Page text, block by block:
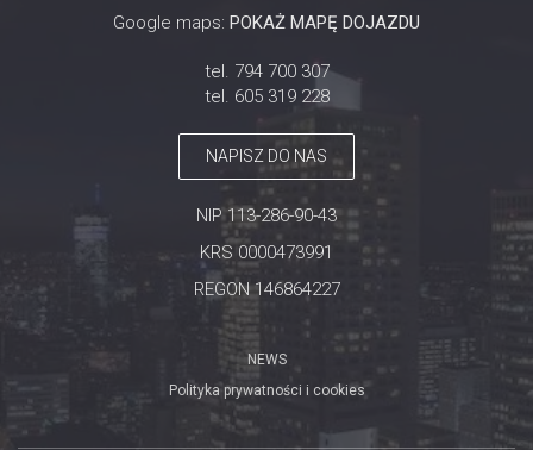
Google maps: POKAŻ MAPĘ DOJAZDU
tel. 794 700 307
tel. 605 319 228
NAPISZ DO NAS
NIP 113-286-90-43
KRS 0000473991
REGON 146864227
NEWS
Polityka prywatności i cookies